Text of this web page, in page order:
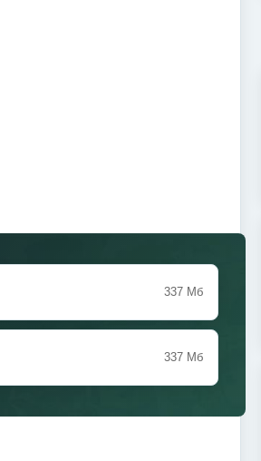
337 Мб
337 Мб